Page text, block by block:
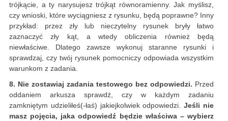
trójkącie, a ty narysujesz trójkąt równoramienny. Jak myślisz,
czy wnioski, które wyciągniesz z rysunku, będą poprawne? Inny
przykład: przez zły lub nieczytelny rysunek bryły łatwo
zaznaczyć zły kąt, a wtedy obliczenia również będą
niewłaściwe. Dlatego zawsze wykonuj staranne rysunki i
sprawdzaj, czy twój rysunek pomocniczy odpowiada wszystkim
warunkom z zadania.
8. Nie zostawiaj zadania testowego bez odpowiedzi. Przed
oddaniem arkusza sprawdź, czy w każdym zadaniu
zamkniętym udzieliłeś(-łaś) jakiejkolwiek odpowiedzi.Jeśli nie
masz pojęcia, jaka odpowiedź będzie właściwa – wybierz